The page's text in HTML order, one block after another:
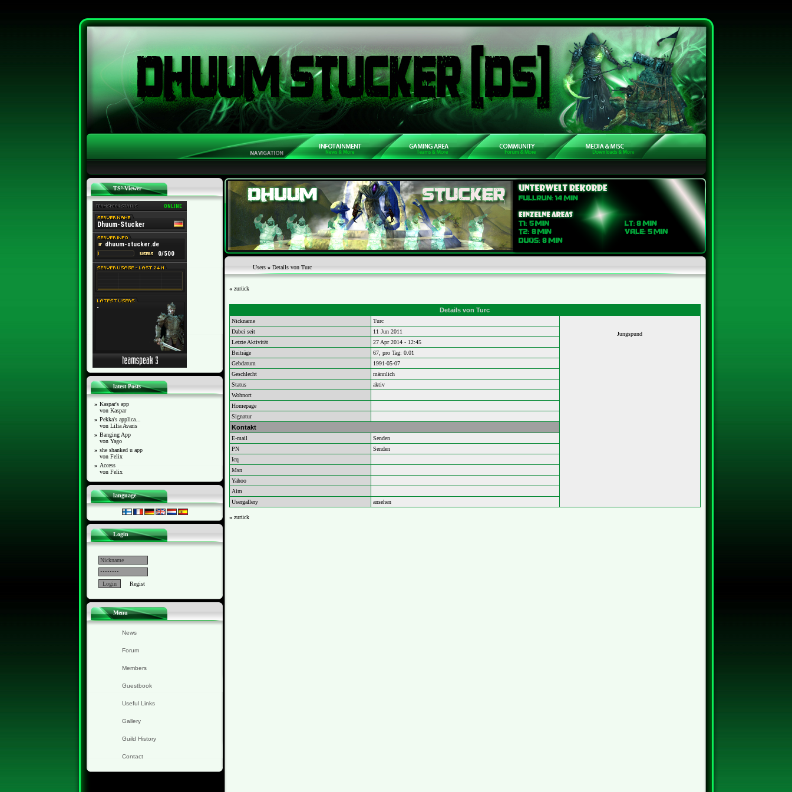
TS³-Viewer
latest Posts
» Kaspar's app
von Kaspar
» Pekka's applica...
von Lilia Avaris
» Banging App
von Yago
» she shanked u app
von Felix
» Access
von Felix
language
Login
Regist
Menu
News
Forum
Members
Guestbook
Useful Links
Gallery
Guild History
Contact
Users» Details von Turc
«zurück
Details von Turc
Nickname
Turc
Jungspund
Dabei seit
11 Jun 2011
Letzte Aktivität
27 Apr 2014 - 12:45
Beiträge
67, pro Tag: 0.01
Gebdatum
1991-05-07
Geschlecht
männlich
Status
aktiv
Wohnort
Homepage
Signatur
Kontakt
E-mail
Senden
PN
Senden
Icq
Msn
Yahoo
Aim
Usergallery
ansehen
«zurück